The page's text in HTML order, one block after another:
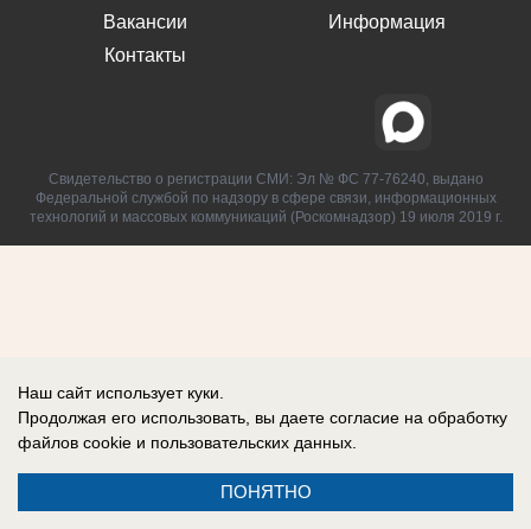
Вакансии
Контакты
Информация
Свидетельство о регистрации СМИ: Эл № ФС 77-76240, выдано
Федеральной службой по надзору в сфере связи, информационных
технологий и массовых коммуникаций (Роскомнадзор) 19 июля 2019 г.
Наш сайт использует куки.
Продолжая его использовать, вы даете согласие на обработку
файлов cookie и пользовательских данных.
ПОНЯТНО